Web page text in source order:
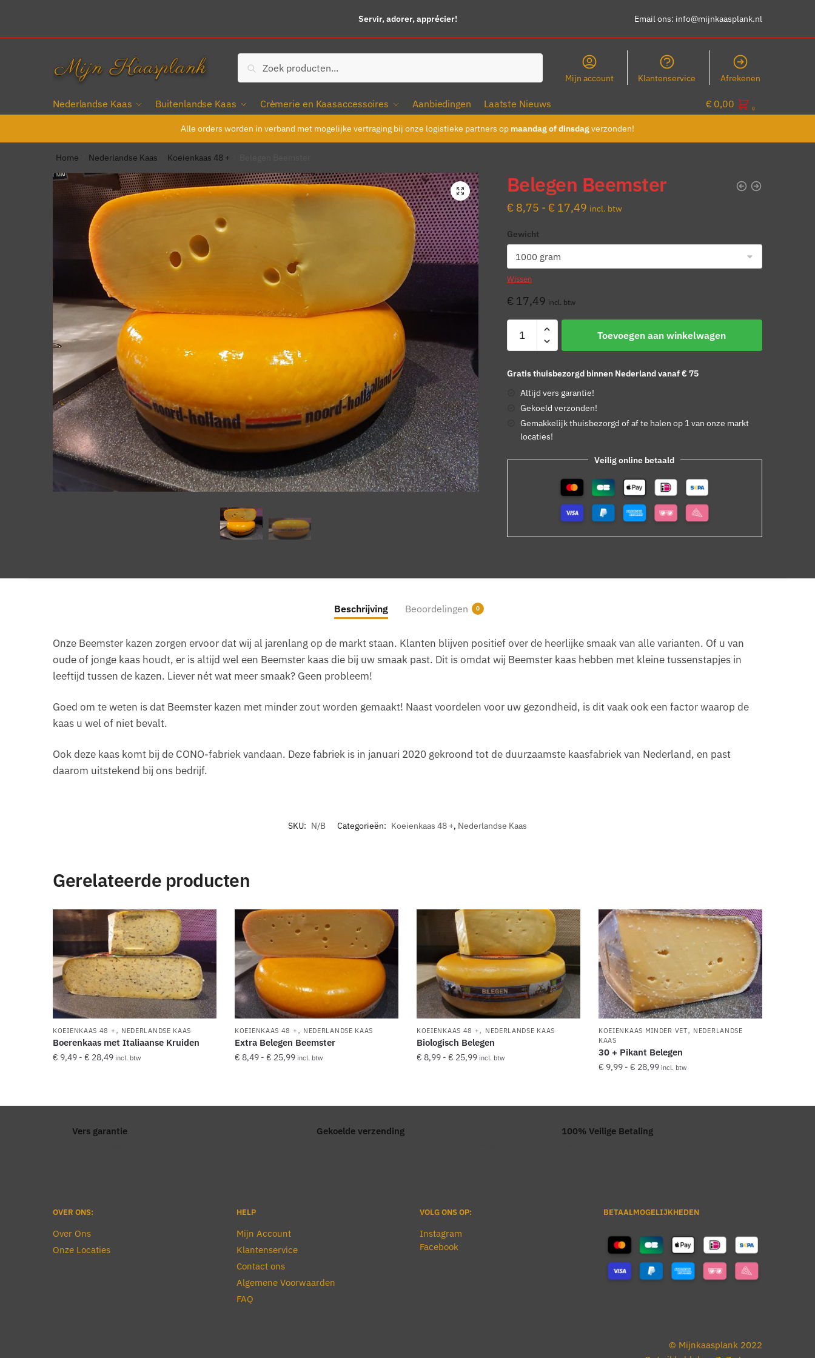
Servir, adorer, apprécier! Email ons: info@mijnkaasplank.nl
Zoeken
Mijn account Klantenservice Afrekenen
Nederlandse Kaas Buitenlandse Kaas Crèmerie en Kaasaccessoires Aanbiedingen Laatste Nieuws € 0,00 0
Alle orders worden in verband met mogelijke vertraging bij onze logistieke partners op maandag of dinsdagverzonden!
Home Nederlandse Kaas Koeienkaas 48 +
Belegen Beemster
€8,75 - €17,49 incl. btw
Gewicht
Wissen
€ 17,49 incl. btw
Toevoegen aan winkelwagen
Gratis thuisbezorgd binnen Nederland vanaf € 75
Altijd vers garantie!
Gekoeld verzonden!
Gemakkelijk thuisbezorgd of af te halen op 1 van onze markt
locaties!
Veilig online betaald
Beschrijving Beoordelingen 0
Onze Beemster kazen zorgen ervoor dat wij al jarenlang op de markt staan. Klanten blijven positief over de heerlijke smaak van alle varianten. Of u van
oude of jonge kaas houdt, er is altijd wel een Beemster kaas die bij uw smaak past. Dit is omdat wij Beemster kaas hebben met kleine tussenstapjes in
leeftijd tussen de kazen. Liever nét wat meer smaak? Geen probleem!
Goed om te weten is dat Beemster kazen met minder zout worden gemaakt! Naast voordelen voor uw gezondheid, is dit vaak ook een factor waarop de
kaas u wel of niet bevalt.
Ook deze kaas komt bij de CONO-fabriek vandaan. Deze fabriek is in januari 2020 gekroond tot de duurzaamste kaasfabriek van Nederland, en past
daarom uitstekend bij ons bedrijf.
SKU: N/B Categorieën: Koeienkaas 48 +, Nederlandse Kaas
Gerelateerde producten
KOEIENKAAS 48 + , NEDERLANDSE KAAS
Boerenkaas met Italiaanse Kruiden
€ 9,49 - € 28,49 incl. btw
KOEIENKAAS 48 + , NEDERLANDSE KAAS
Extra Belegen Beemster
€ 8,49 - € 25,99 incl. btw
KOEIENKAAS 48 +, NEDERLANDSE KAAS
Biologisch Belegen
€ 8,99 - € 25,99 incl. btw
KOEIENKAAS MINDER VET, NEDERLANDSE
KAAS
30 + Pikant Belegen
€ 9,99 - € 28,99 incl. btw
Vers garantie Gekoelde verzending 100% Veilige Betaling
OVER ONS:
Over Ons
Onze Locaties
HELP
Mijn Account
Klantenservice
Contact ons
Algemene Voorwaarden
FAQ
VOLG ONS OP:
Instagram
Facebook
BETAALMOGELIJKHEDEN
© Mijnkaasplank 2022